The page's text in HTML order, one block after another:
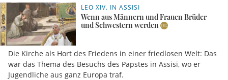
LEO XIV. IN ASSISI
Wenn aus Männern und Frauen Brüder
und Schwestern werden
Die Kirche als Hort des Friedens in einer friedlosen Welt: Das
war das Thema des Besuchs des Papstes in Assisi, wo er
Jugendliche aus ganz Europa traf.